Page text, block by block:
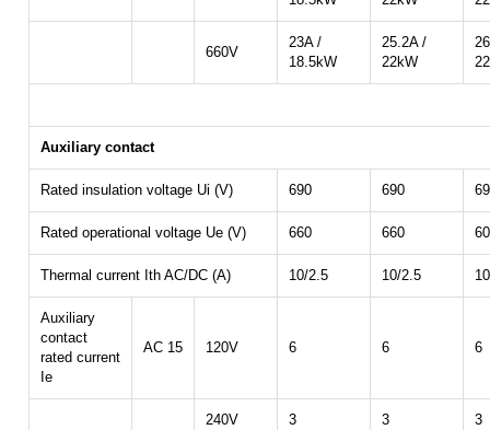
660V
23A /
18.5kW
25.2A /
22kW
Auxiliary contact
Rated insulation voltage Ui (V) 690 690
Rated operational voltage Ue (V) 660 660
Thermal current Ith AC/DC (A) 10/2.5 10/2.5
Auxiliary
contact
rated current
Ie
AC 15 120V 6 6 6
240V 3 3 3